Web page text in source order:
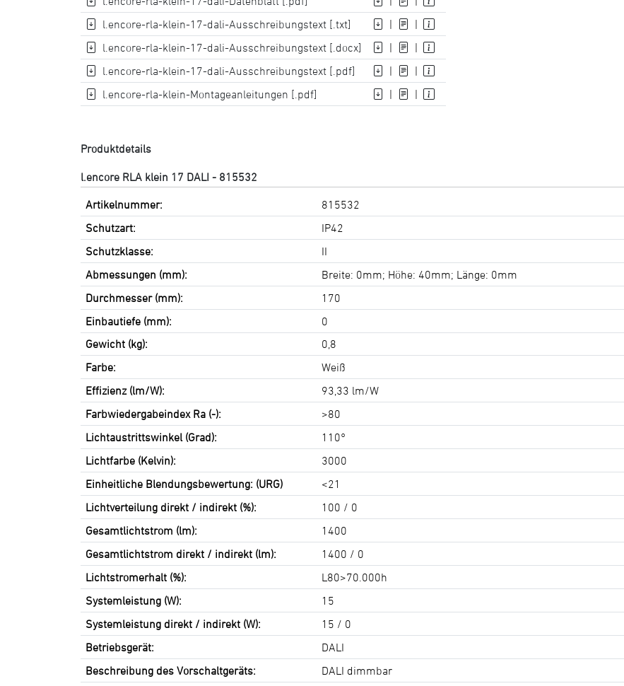
l.encore-rla-klein-17-dali-Ausschreibungstext [.txt]
|
|
l.encore-rla-klein-17-dali-Ausschreibungstext [.docx]
|
|
l.encore-rla-klein-17-dali-Ausschreibungstext [.pdf]
|
|
l.encore-rla-klein-Montageanleitungen [.pdf]
| |
Produktdetails
l.encore RLA klein 17 DALI - 815532
Artikelnummer:
815532
Schutzart:
IP42
Schutzklasse:
II
Abmessungen (mm):
Breite: 0mm; Höhe: 40mm; Länge: 0mm
Durchmesser (mm):
170
Einbautiefe (mm):
0
Gewicht (kg):
0,8
Farbe:
Weiß
Effizienz (lm/W):
93,33 lm/W
Farbwiedergabeindex Ra (-):
>80
Lichtaustrittswinkel (Grad):
110°
Lichtfarbe (Kelvin):
3000
Einheitliche Blendungsbewertung: (URG)
<21
Lichtverteilung direkt / indirekt (%):
100 / 0
Gesamtlichtstrom (lm):
1400
Gesamtlichtstrom direkt / indirekt (lm):
1400 / 0
Lichtstromerhalt (%):
L80>70.000h
Systemleistung (W):
15
Systemleistung direkt / indirekt (W):
15 / 0
Betriebsgerät:
DALI
Beschreibung des Vorschaltgeräts:
DALI dimmbar